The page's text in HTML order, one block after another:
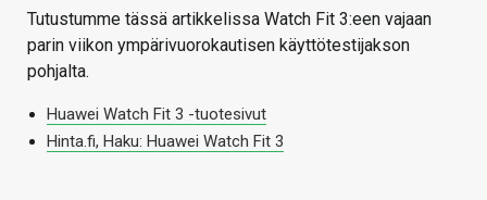
Tutustumme tässä artikkelissa Watch Fit 3:een vajaan
parin viikon ympärivuorokautisen käyttötestijakson
pohjalta.
Huawei Watch Fit 3 -tuotesivut
Hinta.fi, Haku: Huawei Watch Fit 3